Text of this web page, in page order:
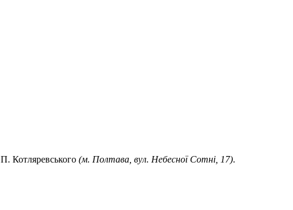
Котляревського (м. Полтава, вул. Небесної Сотні, 17).